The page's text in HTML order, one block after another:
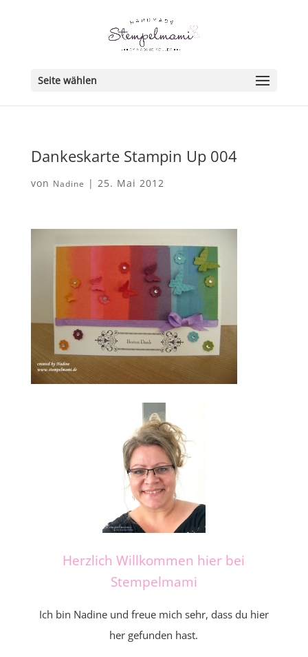
Seite wählen
Dankeskarte Stampin Up 004
von Nadine | 25. Mai 2012
Herzlich Willkommen hier bei
Stempelmami
Ich bin Nadine und freue mich sehr, dass du hier
her gefunden hast.